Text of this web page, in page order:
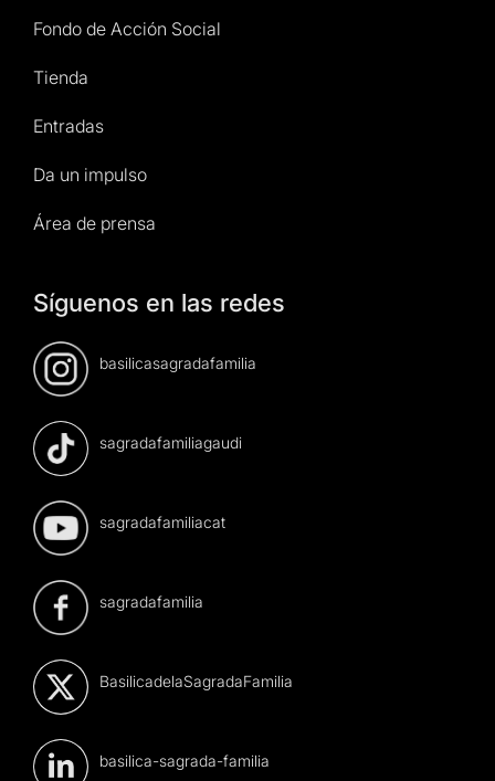
Fondo de Acción Social
Tienda
Entradas
Da un impulso
Área de prensa
Síguenos en las redes
basilicasagradafamilia
sagradafamiliagaudi
sagradafamiliacat
sagradafamilia
BasilicadelaSagradaFamilia
basilica-sagrada-familia